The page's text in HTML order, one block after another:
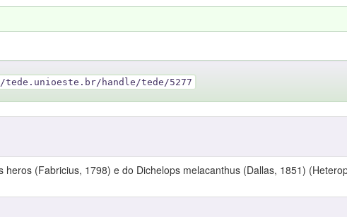
handle/tede/5277
heros (Fabricius, 1798) e do Dichelops melacanthus (Dallas, 1851)